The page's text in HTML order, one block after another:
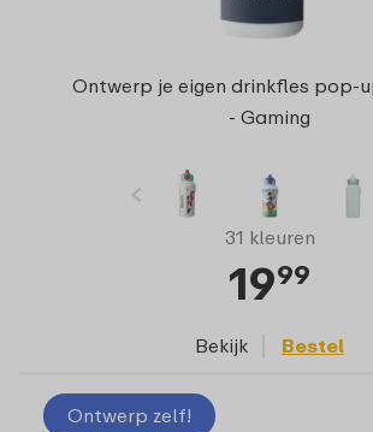
Ontwerp je eigen drinkfles pop-
- Gaming
31 kleuren
1999
Bekijk Bestel
Ontwerp zelf!